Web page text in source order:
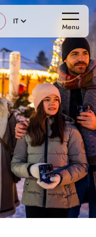
IT
Menu